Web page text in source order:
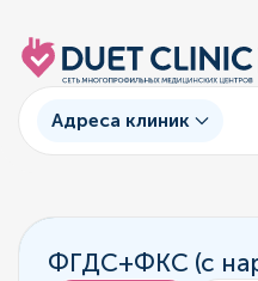
Адреса клиник
ФГДС+ФКС (с